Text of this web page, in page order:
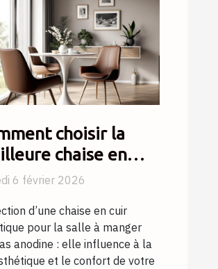
choisir la
chaise en
synthétique pour
6 février 2026
d’une chaise en cuir
pour la salle à manger
anodine : elle influence à la
et le confort de votre